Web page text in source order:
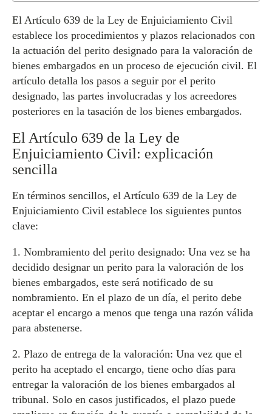
El Artículo 639 de la Ley de Enjuiciamiento Civil
establece los procedimientos y plazos relacionados con
la actuación del perito designado para la valoración de
bienes embargados en un proceso de ejecución civil. El
artículo detalla los pasos a seguir por el perito
designado, las partes involucradas y los acreedores
posteriores en la tasación de los bienes embargados.
El Artículo 639 de la Ley de
Enjuiciamiento Civil: explicación
sencilla
En términos sencillos, el Artículo 639 de la Ley de
Enjuiciamiento Civil establece los siguientes puntos
clave:
1. Nombramiento del perito designado: Una vez se ha
decidido designar un perito para la valoración de los
bienes embargados, este será notificado de su
nombramiento. En el plazo de un día, el perito debe
aceptar el encargo a menos que tenga una razón válida
para abstenerse.
2. Plazo de entrega de la valoración: Una vez que el
perito ha aceptado el encargo, tiene ocho días para
entregar la valoración de los bienes embargados al
tribunal. Solo en casos justificados, el plazo puede